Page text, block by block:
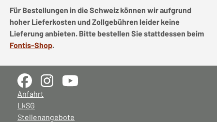
Für Bestellungen in die Schweiz können wir aufgrund
hoher Lieferkosten und Zollgebühren leider keine
Lieferung anbieten. Bitte bestellen Sie stattdessen beim
Fontis-Shop.
Anfahrt
LkSG
Stellenangebote